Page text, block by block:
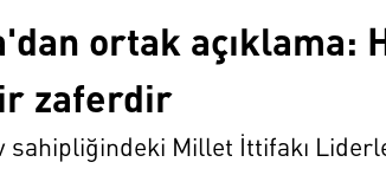
ortak açıklama:
zaferdir
sahipliğindeki Millet İttifakı